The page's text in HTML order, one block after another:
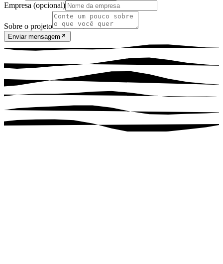
Empresa (opcional)
Sobre o projeto
Enviar mensagem